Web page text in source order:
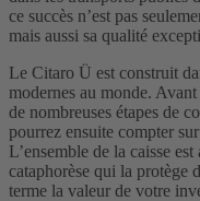
ce succès n’est pas
mais aussi sa qualité
Le Citaro Ü est construit
modernes au monde.
de nombreuses étapes de
pourrez ensuite compter
L’ensemble de la caisse
cataphorèse qui la protège
terme la valeur de votre